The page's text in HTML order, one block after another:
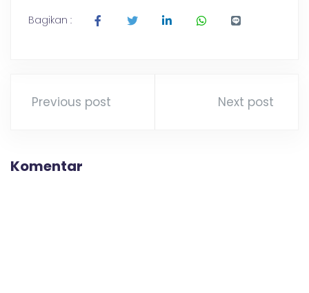
Bagikan :
Previous post Next post
Komentar